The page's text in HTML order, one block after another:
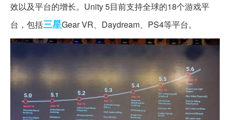
效以及平台的增长。Unity 5目前支持全球的18个游戏平
台，包括三星Gear VR、Daydream、PS4等平台。